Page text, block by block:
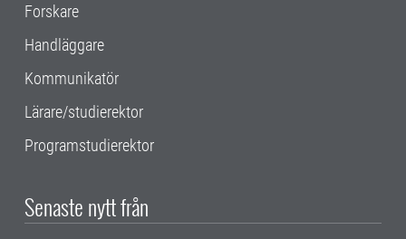
Forskare
Handläggare
Kommunikatör
Lärare/studierektor
Programstudierektor
Senaste nytt från